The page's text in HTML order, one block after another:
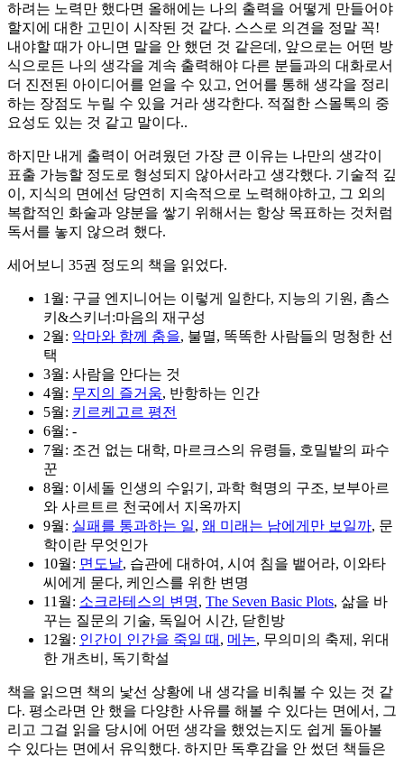
하려는 노력만 했다면 올해에는 나의 출력을 어떻게 만들어야
할지에 대한 고민이 시작된 것 같다. 스스로 의견을 정말 꼭!
내야할 때가 아니면 말을 안 했던 것 같은데, 앞으로는 어떤 방
식으로든 나의 생각을 계속 출력해야 다른 분들과의 대화로서
더 진전된 아이디어를 얻을 수 있고, 언어를 통해 생각을 정리
하는 장점도 누릴 수 있을 거라 생각한다. 적절한 스몰톡의 중
요성도 있는 것 같고 말이다..
하지만 내게 출력이 어려웠던 가장 큰 이유는 나만의 생각이
표출 가능할 정도로 형성되지 않아서라고 생각했다. 기술적 깊
이, 지식의 면에선 당연히 지속적으로 노력해야하고, 그 외의
복합적인 화술과 양분을 쌓기 위해서는 항상 목표하는 것처럼
독서를 놓지 않으려 했다.
세어보니 35권 정도의 책을 읽었다.
1월: 구글 엔지니어는 이렇게 일한다, 지능의 기원, 촘스
키&스키너:마음의 재구성
2월: 악마와 함께 춤을, 불멸, 똑똑한 사람들의 멍청한 선
택
3월: 사람을 안다는 것
4월: 무지의 즐거움, 반항하는 인간
5월: 키르케고르 평전
6월: -
7월: 조건 없는 대학, 마르크스의 유령들, 호밀밭의 파수
꾼
8월: 이세돌 인생의 수읽기, 과학 혁명의 구조, 보부아르
와 사르트르 천국에서 지옥까지
9월: 실패를 통과하는 일, 왜 미래는 남에게만 보일까, 문
학이란 무엇인가
10월: 면도날, 습관에 대하여, 시여 침을 뱉어라, 이와타
씨에게 묻다, 케인스를 위한 변명
11월: 소크라테스의 변명, The Seven Basic Plots, 삶을 바
꾸는 질문의 기술, 독일어 시간, 닫힌방
12월: 인간이 인간을 죽일 때 , 메논, 무의미의 축제, 위대
한 개츠비, 독기학설
책을 읽으면 책의 낯선 상황에 내 생각을 비춰볼 수 있는 것 같
다. 평소라면 안 했을 다양한 사유를 해볼 수 있다는 면에서, 그
리고 그걸 읽을 당시에 어떤 생각을 했었는지도 쉽게 돌아볼
수 있다는 면에서 유익했다. 하지만 독후감을 안 썼던 책들은